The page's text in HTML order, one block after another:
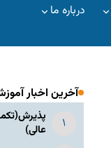
درباره ما
آخرین اخبار
عالی)